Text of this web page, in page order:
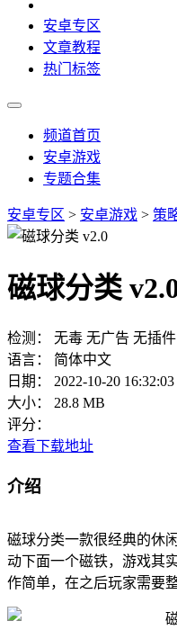
安卓专区
文章教程
热门标签
频道首页
安卓游戏
专题合集
安卓专区 > 安卓游戏 > 策
磁球分类
检测： 无毒 无广告 无插件
语言：
简体中文
日期：
2022-10-20 16:32:03
大小：
28.8 MB
评分：
查看下载地址
介绍
磁球分类一款很经典的休
动下面一个磁铁，游戏其
作简单，在之后玩家需要